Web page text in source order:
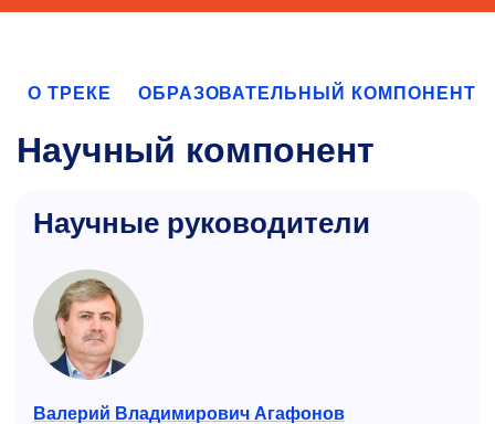
О ТРЕКЕ ОБРАЗОВАТЕЛЬНЫЙ КОМПОНЕНТ
Научный компонент
Научные руководители
Валерий Владимирович Агафонов